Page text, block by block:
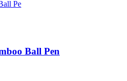
Ball Pen